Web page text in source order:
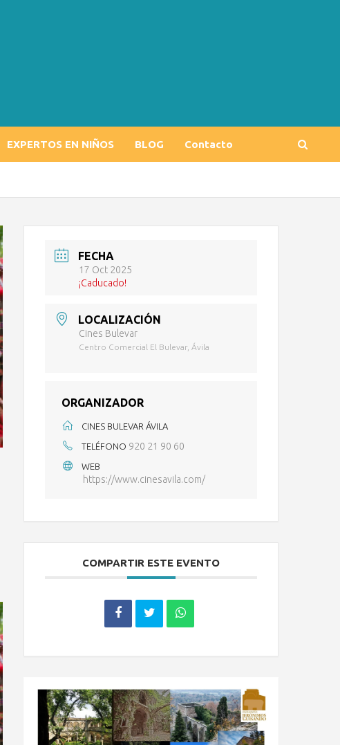
EXPERTOS EN NIÑOS BLOG Contacto
FECHA
17 Oct 2025
¡Caducado!
LOCALIZACIÓN
Cines Bulevar
Centro Comercial El Bulevar, Ávila
ORGANIZADOR
CINES BULEVAR ÁVILA
TELÉFONO 920 21 90 60
WEB
https://www.cinesavila.com/
COMPARTIR ESTE EVENTO